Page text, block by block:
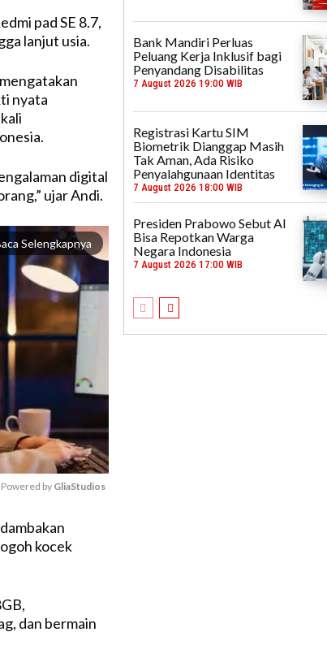
pad SE 8.7,
lanjut usia.
nyata
digital
ujar Andi.
Selengkapnya
M
u
Powered by GliaStudios
kocek
dan bermain
Bank Mandiri Perluas
Peluang Kerja Inklusif bagi
Penyandang Disabilitas
7 August 2026 19:00 WIB
Registrasi Kartu SIM
Biometrik Dianggap Masih
Tak Aman, Ada Risiko
Penyalahgunaan Identitas
7 August 2026 18:00 WIB
Presiden Prabowo Sebut AI
Bisa Repotkan Warga
Negara Indonesia
7 August 2026 17:00 WIB